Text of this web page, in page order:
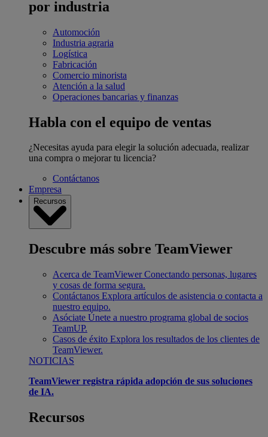
por industria
Automoción
Industria agraria
Logística
Fabricación
Comercio minorista
Atención a la salud
Operaciones bancarias y finanzas
Habla con el equipo de ventas
¿Necesitas ayuda para elegir la solución adecuada, realizar
una compra o mejorar tu licencia?
Contáctanos
Empresa
Recursos
Descubre más sobre TeamViewer
Acerca de TeamViewer Conectando personas, lugares
y cosas de forma segura.
Contáctanos Explora artículos de asistencia o contacta a
nuestro equipo.
Asóciate Únete a nuestro programa global de socios
TeamUP.
Casos de éxito Explora los resultados de los clientes de
TeamViewer.
NOTICIAS
TeamViewer registra rápida adopción de sus soluciones
de IA.
Recursos